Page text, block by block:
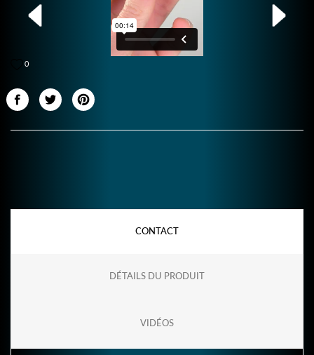
0
CONTACT
DÉTAILS DU PRODUIT
VIDÉOS